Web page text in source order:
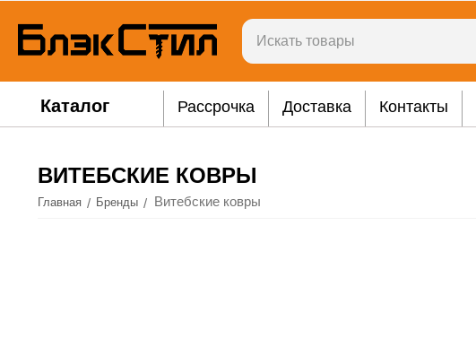
Каталог Рассрочка Доставка Контакты
ВИТЕБСКИЕ КОВРЫ
Главная / Бренды / Витебские ковры